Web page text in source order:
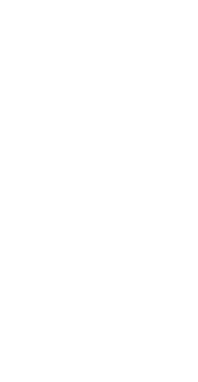
שמעלה אצלי
בני ישיבות,
שמעוררות
הודעה נוספת
שנכנסת